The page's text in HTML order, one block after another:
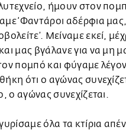
ήμουν στον
‘Φαντάροι αδέρφια μας,
Μείναμε εκεί,
μας βγάλανε για να μη
πομπό και φύγαμε
ότι ο αγώνας
ο αγώνας συνεχίζεται.
όλα τα κτίρια